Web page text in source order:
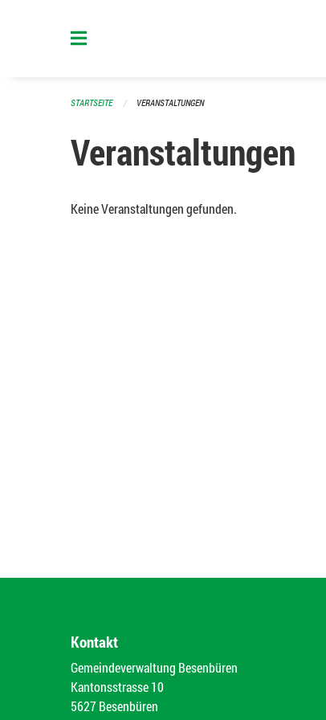
STARTSEITE VERANSTALTUNGEN
Veranstaltungen
Keine Veranstaltungen gefunden.
Kontakt
Gemeindeverwaltung Besenbüren
Kantonsstrasse 10
5627 Besenbüren